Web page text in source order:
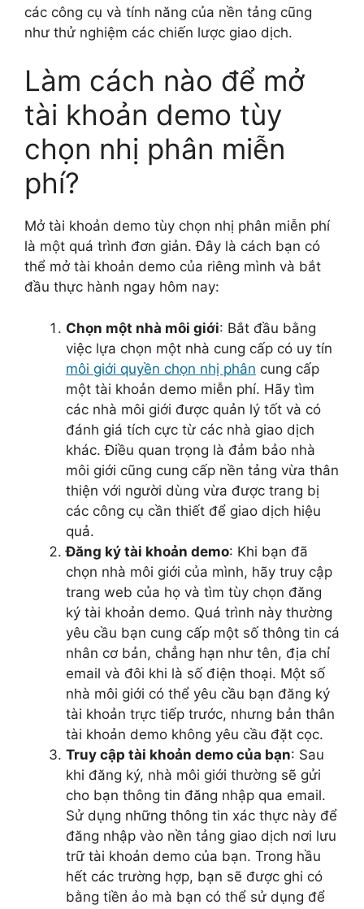
các công cụ và tính năng của nền tảng cũng
như thử nghiệm các chiến lược giao dịch.
Làm cách nào để mở
tài khoản demo tùy
chọn nhị phân miễn
phí?
Mở tài khoản demo tùy chọn nhị phân miễn phí
là một quá trình đơn giản. Đây là cách bạn có
thể mở tài khoản demo của riêng mình và bắt
đầu thực hành ngay hôm nay:
Chọn một nhà môi giới: Bắt đầu bằng
việc lựa chọn một nhà cung cấp có uy tín
môi giới quyền chọn nhị phân cung cấp
một tài khoản demo miễn phí. Hãy tìm
các nhà môi giới được quản lý tốt và có
đánh giá tích cực từ các nhà giao dịch
khác. Điều quan trọng là đảm bảo nhà
môi giới cũng cung cấp nền tảng vừa thân
thiện với người dùng vừa được trang bị
các công cụ cần thiết để giao dịch hiệu
quả.
Đăng ký tài khoản demo: Khi bạn đã
chọn nhà môi giới của mình, hãy truy cập
trang web của họ và tìm tùy chọn đăng
ký tài khoản demo. Quá trình này thường
yêu cầu bạn cung cấp một số thông tin cá
nhân cơ bản, chẳng hạn như tên, địa chỉ
email và đôi khi là số điện thoại. Một số
nhà môi giới có thể yêu cầu bạn đăng ký
tài khoản trực tiếp trước, nhưng bản thân
tài khoản demo không yêu cầu đặt cọc.
Truy cập tài khoản demo của bạn: Sau
khi đăng ký, nhà môi giới thường sẽ gửi
cho bạn thông tin đăng nhập qua email.
Sử dụng những thông tin xác thực này để
đăng nhập vào nền tảng giao dịch nơi lưu
trữ tài khoản demo của bạn. Trong hầu
hết các trường hợp, bạn sẽ được ghi có
bằng tiền ảo mà bạn có thể sử dụng để